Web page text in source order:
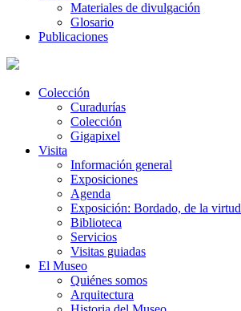
Materiales de divulgación
Glosario
Publicaciones
Colección
Curadurías
Colección
Gigapixel
Visita
Información general
Exposiciones
Agenda
Exposición: Bordado, de la virtud
Biblioteca
Servicios
Visitas guiadas
El Museo
Quiénes somos
Arquitectura